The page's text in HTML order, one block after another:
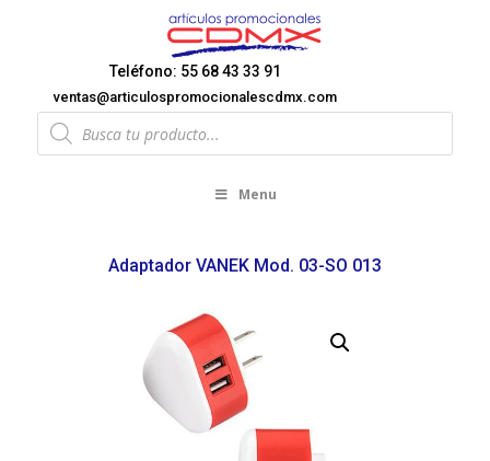
Teléfono: 55 68 43 33 91
ventas@articulospromocionalescdmx.com
Products
search
Menu
Adaptador VANEK Mod. 03-SO 013